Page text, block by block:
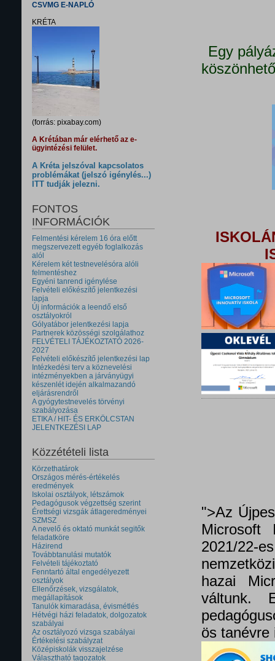
CSVMG E-NAPLÓ
KRÉTA
(forrás: pixabay.com)
A Krétában már elérhető az e-
ügyintézési felület.
A Kréta jelszóval kapcsolatos
problémákat (jelszó igénylés...)
ITT tudják jelezni.
FONTOS
INFORMÁCIÓK
Felmentési kérelem 16 óra előtt
megszervezett egyéb foglalkozás
alól
Kérelem két testnevelésóra alóli
felmentéshez
Egyéni tanrend igénylése
Felvételi előkészítő jelentkezési
lapja
Új információk a leendő első
osztályokról
Gólyatábor jelentkezési lapja
Partnerek közösségi szolgálathoz
FELVÉTELI TÁJÉKOZTATÓ 2026-
2027
Felvételi előkészítő jelentkezési lap
Intézkedési terv a köznevelési
intézményekben a járványügyi
készenlét idején alkalmazandó
eljárásrendről
A gyógytestnevelés törvényi
szabályozása
ETIKA / HIT- ÉS ERKÖLCSTAN
JELENTKEZÉSI LAP
Közzétételi lista
Körzethatárok
Országos mérés-értékelés
eredmények
Iskolai osztályok, létszámok
Pedagógusok végzettség szerint
Érettségi vizsgák átlageredményei
SZMSZ
A nevelő és oktató munkát segitők
feladatköre
Házirend
Továbbtanulási mutatók
Felvételi tájékoztató
Fenntartó által engedélyezett
osztályok
Ellenőrzések, vizsgálatok,
megállapítások
Tanulók kimaradása, évismétlés
Hétvégi házi feladatok, dolgozatok
szabályai
Az osztályozó vizsga szabályai
Értékelési szabályzat
Középiskolák visszajelzése
Választható tagozatok
Egy
">Az
Microsoft
2021/
hazai
váltunk.
ös tanévre